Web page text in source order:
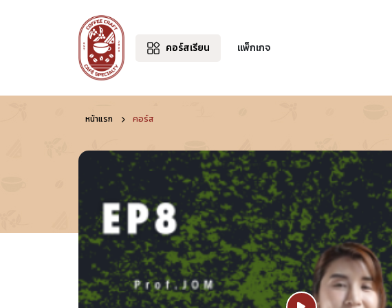
คอร์สเรียน แพ็กเกจ
หน้าแรก คอร์ส